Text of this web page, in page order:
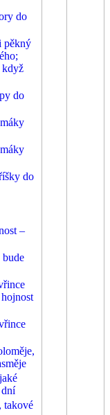
do
pěkný
když
do
do
–
takové